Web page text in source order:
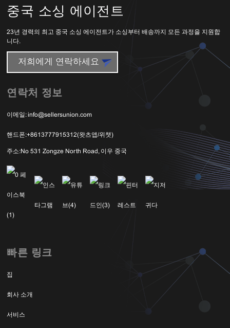
중국 소싱 에이전트
23년 경력의 최고 중국 소싱 에이전트가 소싱부터 배송까지 모든 과정을 지원합
니다.
저희에게 연락하세요
연락처 정보
이메일: info@sellersunion.com
핸드폰:+8613777915312(왓츠앱/위챗)
주소:No 531 Zongze North Road, 이우 중국
빠른 링크
집
회사 소개
서비스